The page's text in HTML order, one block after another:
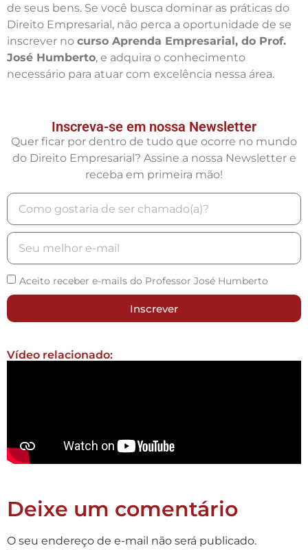
de seus bens. Se você busca dominar as práticas do
Direito Empresarial, não perca a oportunidade de se
inscrever no curso Aprenda Empresarial, do Prof.
José Humberto, e adquira o conhecimento
necessário para atuar com excelência nessa área.
Inscreva-se em nossa Newsletter
Quer ficar por dentro de tudo que ocorre no mundo
do Direito Empresarial? Assine a nossa Newsletter e
receba em primeira mão!
Aceito receber e-mails do Professor José Humberto
Inscrever
Vídeo relacionado:
Deixe um comentário
O seu endereço de e-mail não será publicado.